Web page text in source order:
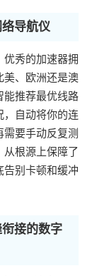
导航仪
秀的加速器拥
美、欧洲还是澳
能推荐最优线路
，自动将你的连
要手动反复测
根源上保障了
告别卡顿和缓冲
接的数字